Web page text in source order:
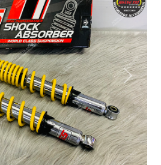
Tiếp
theo